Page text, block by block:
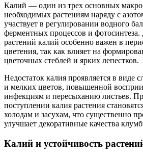
Калий — один из трех основных
необходимых растениям наряду с
участвует в регулировании водного
ферментных процессов и
растений калий особенно важен в
цветения, так как влияет на
цветочных стеблей и ярких лепестков.
Недостаток калия проявляется в виде
и мелких цветов, повышенной
инфекциям и пересыханию листьев.
поступлении калия растения
холодам и засухам, что существенно
улучшает декоративные качества
Калий и устойчивость